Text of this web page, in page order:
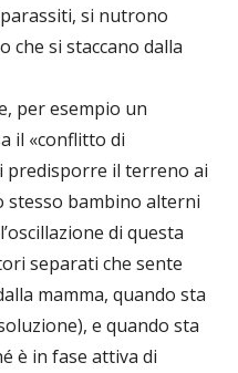
si nutrono
si staccano dalla
per esempio un
il «conflitto di
predisporre il terreno ai
stesso bambino alterni
di questa
separati che sente
mamma, quando sta
e quando sta
è in fase attiva di